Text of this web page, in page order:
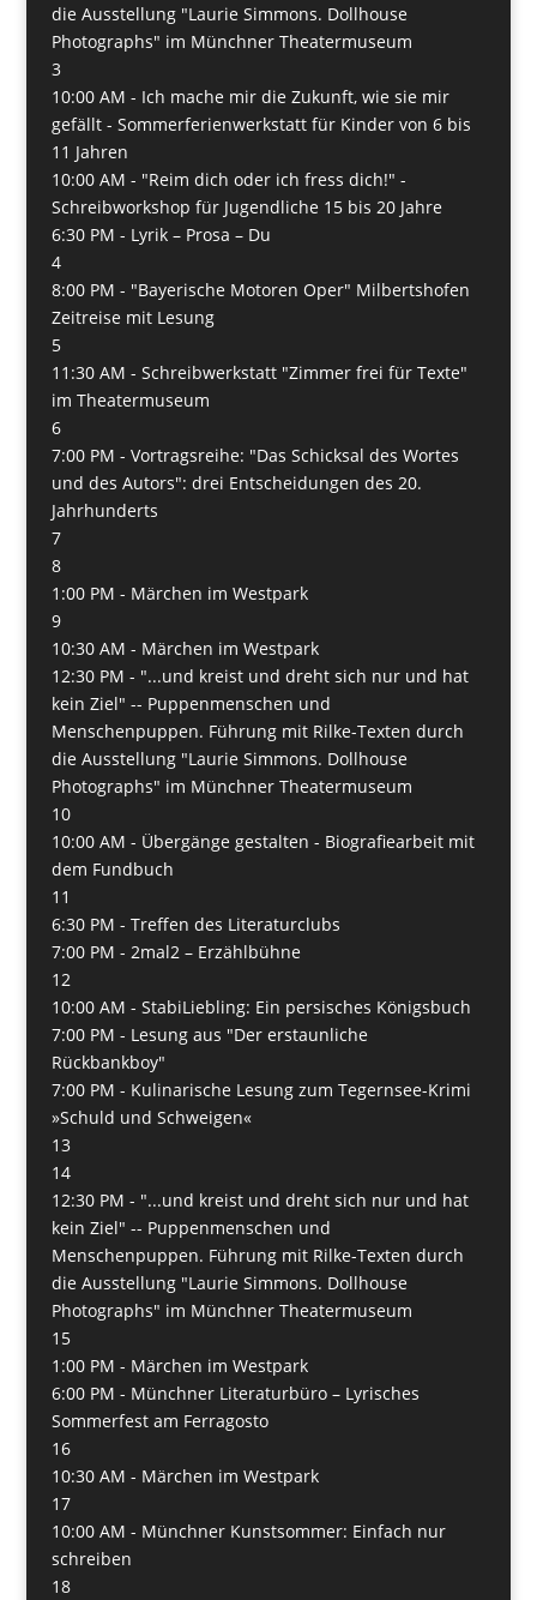
die Ausstellung "Laurie Simmons. Dollhouse
Photographs" im Münchner Theatermuseum
3
10:00 AM - Ich mache mir die Zukunft, wie sie mir
gefällt - Sommerferienwerkstatt für Kinder von 6 bis
11 Jahren
10:00 AM - "Reim dich oder ich fress dich!" -
Schreibworkshop für Jugendliche 15 bis 20 Jahre
6:30 PM - Lyrik – Prosa – Du
4
8:00 PM - "Bayerische Motoren Oper" Milbertshofen
Zeitreise mit Lesung
5
11:30 AM - Schreibwerkstatt "Zimmer frei für Texte"
im Theatermuseum
6
7:00 PM - Vortragsreihe: "Das Schicksal des Wortes
und des Autors": drei Entscheidungen des 20.
Jahrhunderts
7
8
1:00 PM - Märchen im Westpark
9
10:30 AM - Märchen im Westpark
12:30 PM - "...und kreist und dreht sich nur und hat
kein Ziel" -- Puppenmenschen und
Menschenpuppen. Führung mit Rilke-Texten durch
die Ausstellung "Laurie Simmons. Dollhouse
Photographs" im Münchner Theatermuseum
10
10:00 AM - Übergänge gestalten - Biografiearbeit mit
dem Fundbuch
11
6:30 PM - Treffen des Literaturclubs
7:00 PM - 2mal2 – Erzählbühne
12
10:00 AM - StabiLiebling: Ein persisches Königsbuch
7:00 PM - Lesung aus "Der erstaunliche
Rückbankboy"
7:00 PM - Kulinarische Lesung zum Tegernsee-Krimi
»Schuld und Schweigen«
13
14
12:30 PM - "...und kreist und dreht sich nur und hat
kein Ziel" -- Puppenmenschen und
Menschenpuppen. Führung mit Rilke-Texten durch
die Ausstellung "Laurie Simmons. Dollhouse
Photographs" im Münchner Theatermuseum
15
1:00 PM - Märchen im Westpark
6:00 PM - Münchner Literaturbüro – Lyrisches
Sommerfest am Ferragosto
16
10:30 AM - Märchen im Westpark
17
10:00 AM - Münchner Kunstsommer: Einfach nur
schreiben
18